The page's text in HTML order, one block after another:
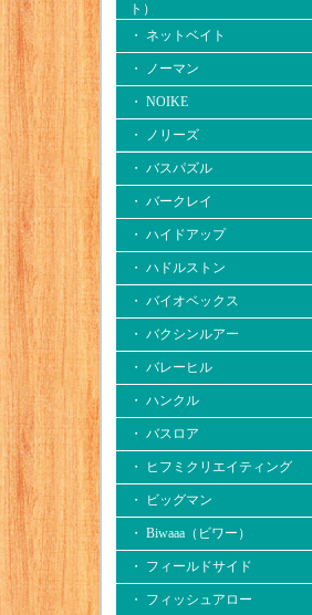
ト）
・ ネットベイト
・ ノーマン
・ NOIKE
・ ノリーズ
・ バスパズル
・ バークレイ
・ ハイドアップ
・ ハドルストン
・ バイオベックス
・ バクシンルアー
・ バレーヒル
・ ハンクル
・ バスロア
・ ヒフミクリエイティング
・ ビッグマン
・ Biwaaa（ビワー）
・ フィールドサイド
・ フィッシュアロー